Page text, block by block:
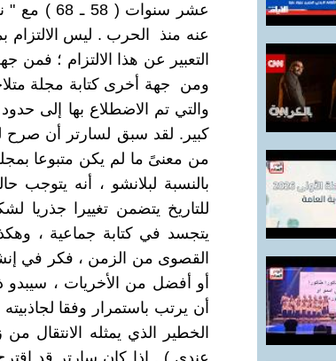
عشر
عنه منذ الحرب . ليس الالتزام
ومن جهة أخرى كتابة مجلة
والتي تم الاضطلاع بها إلى
من معنىً ما لم يكن متبوعا
بالنسبة لبلانشو ، أنه يتوجب
للتاريخ يتضمن تغييرا جذريا
يتجسد في كتابة جماعية ،
القصوى من الزمن ، فكر في
أو أفضل من الأخريات ، سيبدو
أن يرتب باستمرار وفقا